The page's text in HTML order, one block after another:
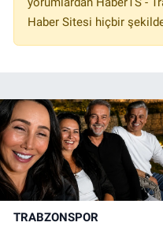
Haber Sitesi hiçbir
TRABZONSPOR